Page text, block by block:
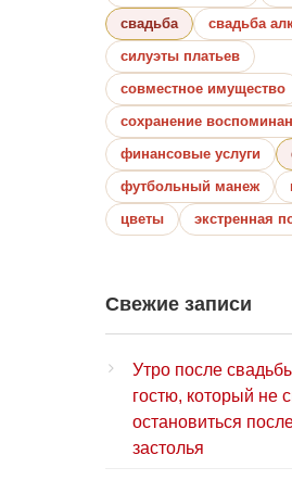
свадьба
свадьба
силуэты платьев
совместное имущество
сохранение
финансовые услуги
футбольный манеж
цветы
экстренная
Свежие записи
Утро после
гостю, который не
остановиться
застолья